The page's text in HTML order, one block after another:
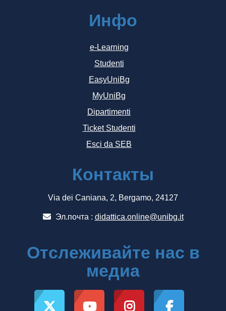
Инфо
e-Learning
Studenti
EasyUniBg
MyUniBg
Dipartimenti
Ticket Studenti
Esci da SEB
Контакты
Via dei Caniana, 2, Bergamo, 24127
Эл.почта : didattica.online@unibg.it
Отслеживайте нас в
медиа